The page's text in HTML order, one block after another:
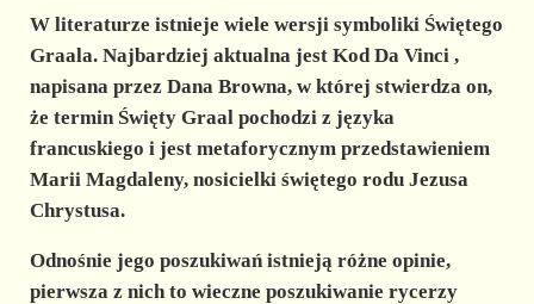
W literaturze istnieje wiele wersji symboliki Świętego
Graala. Najbardziej aktualna jest Kod Da Vinci ,
napisana przez Dana Browna, w której stwierdza on,
że termin Święty Graal pochodzi z języka
francuskiego i jest metaforycznym przedstawieniem
Marii Magdaleny, nosicielki świętego rodu Jezusa
Chrystusa.
Odnośnie jego poszukiwań istnieją różne opinie,
pierwsza z nich to wieczne poszukiwanie rycerzy